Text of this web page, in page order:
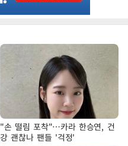
"손 떨림 포착"…카라 한승연, 건
강 괜찮나 팬들 '걱정'